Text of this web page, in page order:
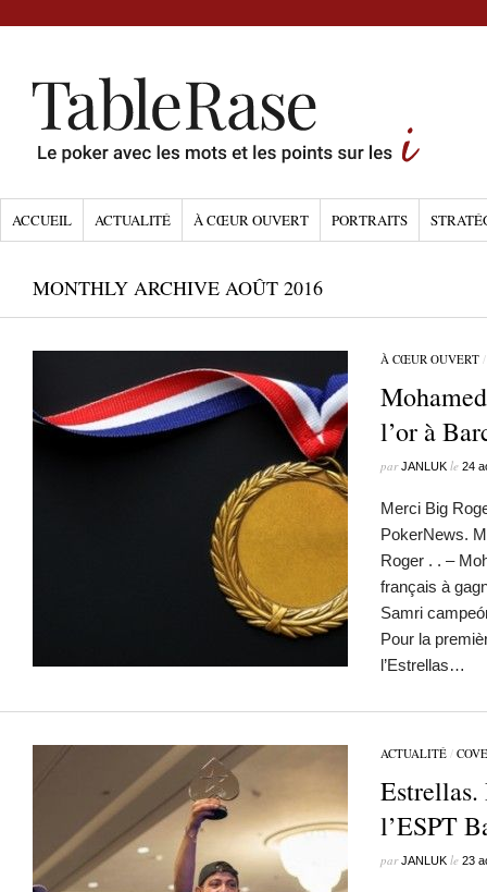
ACCUEIL ACTUALITÉ À CŒUR OUVERT PORTRAITS
MONTHLY ARCHIVE AOÛT 2016
À CŒUR OUVERT
l’or à
parJANLUK le 24
Merci Big
PokerNews.
Roger . . –
français à
Samri
Pour la
l’Estrellas…
ACTUALITÉ /
Estrellas.
l’ESPT
parJANLUK le 23